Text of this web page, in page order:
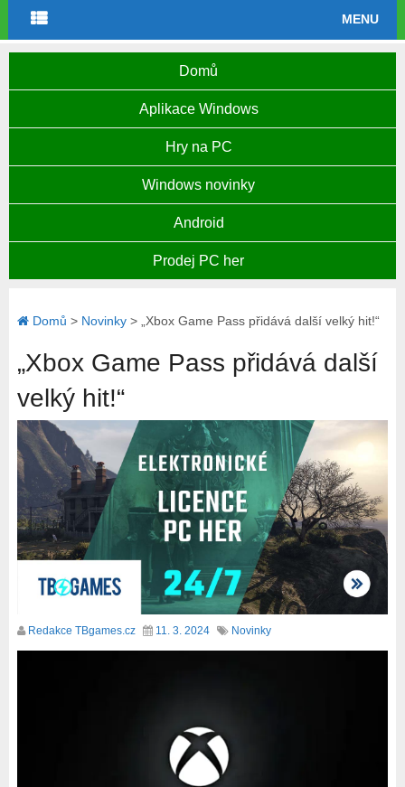
MENU
Domů
Aplikace Windows
Hry na PC
Windows novinky
Android
Prodej PC her
Domů > Novinky> „Xbox Game Pass přidává další velký hit!“
„Xbox Game Pass přidává další
velký hit!“
Redakce TBgames.cz 11. 3. 2024 Novinky